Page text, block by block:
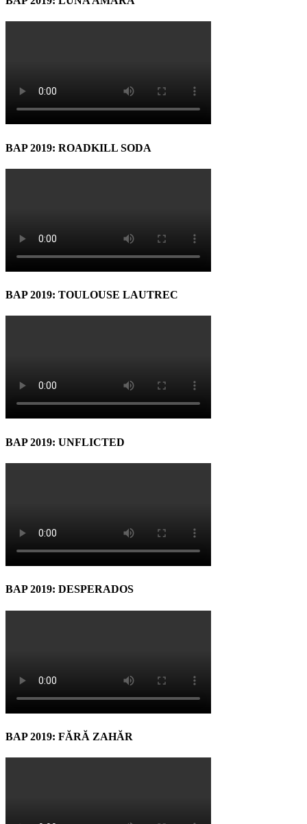
BAP 2019: ROADKILL SODA
BAP 2019: TOULOUSE LAUTREC
BAP 2019: UNFLICTED
BAP 2019: DESPERADOS
BAP 2019: FĂRĂ ZAHĂR